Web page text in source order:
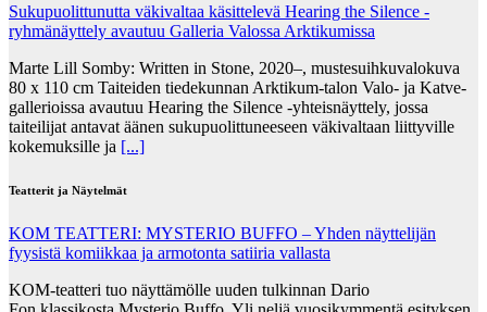
Sukupuolittunutta väkivaltaa käsittelevä Hearing the Silence -
ryhmänäyttely avautuu Galleria Valossa Arktikumissa
Marte Lill Somby: Written in Stone, 2020–, mustesuihkuvalokuva
80 x 110 cm Taiteiden tiedekunnan Arktikum-talon Valo- ja Katve-
gallerioissa avautuu Hearing the Silence -yhteisnäyttely, jossa
taiteilijat antavat äänen sukupuolittuneeseen väkivaltaan liittyville
kokemuksille ja [...]
Teatterit ja Näytelmät
KOM TEATTERI: MYSTERIO BUFFO – Yhden näyttelijän
fyysistä komiikkaa ja armotonta satiiria vallasta
KOM-teatteri tuo näyttämölle uuden tulkinnan Dario